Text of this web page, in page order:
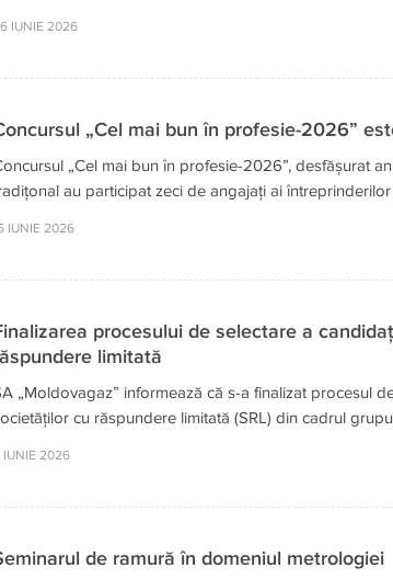
IUNIE 2026
„Cel mai bun în profesie-2026”
„Cel mai bun în profesie-2026”, desfășurat
au participat zeci de angajați ai
IUNIE 2026
procesului de selectare a
limitată
„Moldovagaz” informează că s-a finalizat procesul
cu răspundere limitată (SRL) din cadrul
IUNIE 2026
de ramură în domeniul metrologiei